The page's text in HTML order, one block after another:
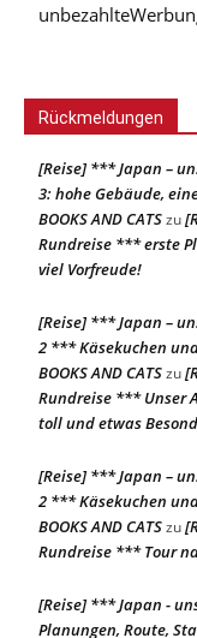
Rückmeldungen
[Reise] *** Japan –
3: hohe Gebäude,
BOOKS AND CATSzu
Rundreise *** erste
viel Vorfreude!
[Reise] *** Japan –
2 *** Käsekuchen
BOOKS AND CATSzu
Rundreise *** Unser
toll und etwas
[Reise] *** Japan –
2 *** Käsekuchen
BOOKS AND CATSzu
Rundreise *** Tour
[Reise] *** Japan -
Planungen, Route,